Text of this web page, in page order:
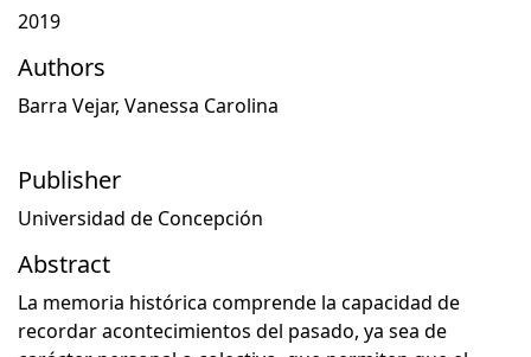
2019
Authors
Barra Vejar, Vanessa Carolina
Publisher
Universidad de Concepción
Abstract
La memoria histórica comprende la capacidad de
recordar acontecimientos del pasado, ya sea de